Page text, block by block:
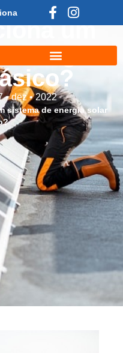
um
energia
• dez • 2022
sistema de energia solar